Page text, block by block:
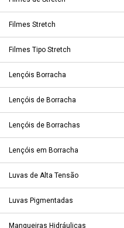
Filmes Stretch
Filmes Tipo Stretch
Lençóis Borracha
Lençóis de Borracha
Lençóis de Borrachas
Lençóis em Borracha
Luvas de Alta Tensão
Luvas Pigmentadas
Mangueiras Hidráulicas